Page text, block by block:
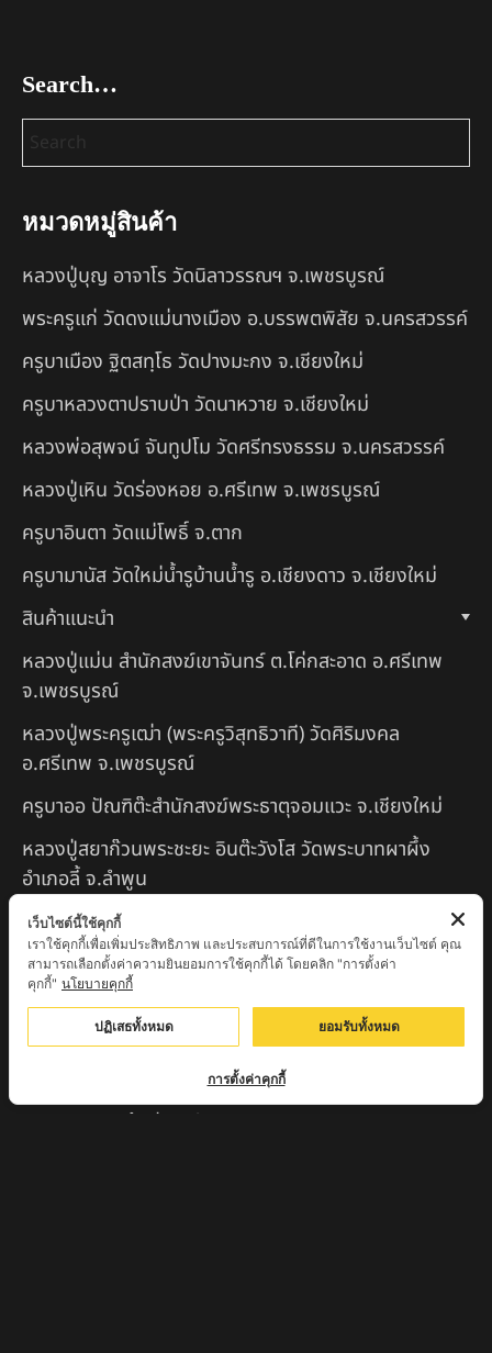
Search…
หมวดหมู่สินค้า
หลวงปู่บุญ อาจาโร วัดนิลาวรรณฯ จ.เพชรบูรณ์
พระครูแก่ วัดดงแม่นางเมือง อ.บรรพตพิสัย จ.นครสวรรค์
ครูบาเมือง ฐิตสทฺโธ วัดปางมะกง จ.เชียงใหม่
ครูบาหลวงตาปราบป่า วัดนาหวาย จ.เชียงใหม่
หลวงพ่อสุพจน์ จันทูปโม วัดศรีทรงธรรม จ.นครสวรรค์
หลวงปู่เหิน วัดร่องหอย อ.ศรีเทพ จ.เพชรบูรณ์
ครูบาอินตา วัดแม่โพธิ์ จ.ตาก
ครูบามานัส วัดใหม่น้ำรูบ้านน้ำรู อ.เชียงดาว จ.เชียงใหม่
สินค้าแนะนำ
หลวงปู่แม่น สำนักสงฆ์เขาจันทร์ ต.โค่กสะอาด อ.ศรีเทพ
จ.เพชรบูรณ์
หลวงปู่พระครูเฒ่า (พระครูวิสุทธิวาที) วัดศิริมงคล
อ.ศรีเทพ จ.เพชรบูรณ์
ครูบาออ ปัณฑิต๊ะสำนักสงฆ์พระธาตุจอมแวะ จ.เชียงใหม่
หลวงปู่สยาก๊วนพระชะยะ อินต๊ะวังโส วัดพระบาทผาผึ้ง
อำเภอลี้ จ.ลำพูน
หลวงตาชา สำนักสงฆ์ ถ้ำคองหลู ต.เชียงดาว อ.เชียงดาว
จ.เชียงใหม่ เสก
ครูบานะ ชินวํโส สำนักสงฆ์ดอยอีฮุย จ.ลำพูน
ครูบาเลิศ วัดทุ่งม่านใต้ จ.ลำปาง
หลวงปู่หนู นรินโท วัดวังท่าดี จ.เพชรบูรณ์
ครูบาทอง วัดก้อท่า จ.ลำพูน
เว็บไซต์นี้ใช้คุกกี้
เราใช้คุกกี้เพื่อเพิ่มประสิทธิภาพ และประสบการณ์ที่ดีในการใช้งานเว็บไซต์ คุณ
สามารถเลือกตั้งค่าความยินยอมการใช้คุกกี้ได้ โดยคลิก "การตั้งค่า
คุกกี้" นโยบายคุกกี้
ปฏิเสธทั้งหมด ยอมรับทั้งหมด
การตั้งค่าคุกกี้